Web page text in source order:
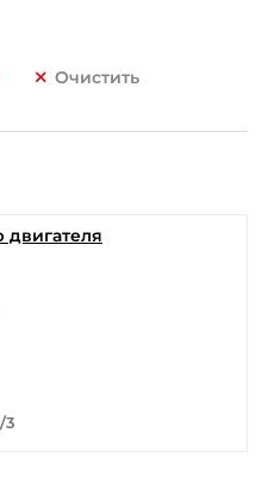
Очистить
двигателя
3